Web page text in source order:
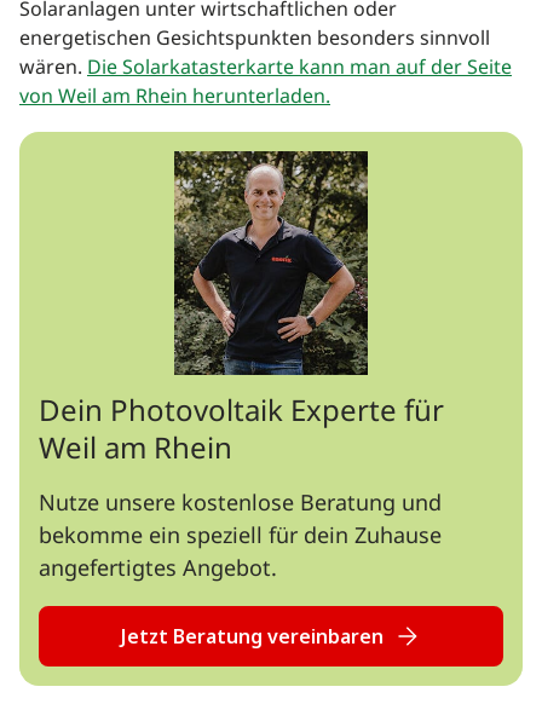
Solaranlagen unter wirtschaftlichen oder
energetischen Gesichtspunkten besonders sinnvoll
wären. Die Solarkatasterkarte kann man auf der Seite
von Weil am Rhein herunterladen.
Dein Photovoltaik Experte für
Weil am Rhein
Nutze unsere kostenlose Beratung und
bekomme ein speziell für dein Zuhause
angefertigtes Angebot.
Jetzt Beratung vereinbaren